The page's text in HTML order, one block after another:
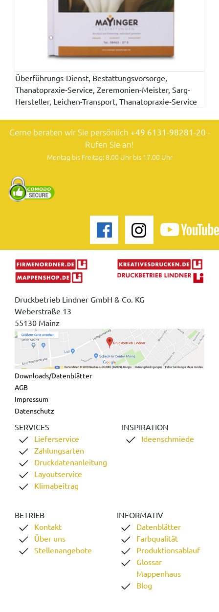
Überführungs-Dienst, Bestattungsvorsorge,
Thanatopraxie-Service, Zeremonien-Meister, Sarg-
Hersteller, Leichen-Transport, Thanatopraxie-Service
Gerne beraten wir Sie persönlich +49 6131-98281-20 -
Rufen Sie an!
Montag bis Freitag: 8.00 Uhr bis 17.00 Uhr
Druckbetrieb Lindner GmbH & Co. KG
Weberstraße 13
55130 Mainz
Downloads/Datenblätter
AGB
Impressum
Datenschutz
SERVICES
Lieferservice
Zahlungsarten
Druckdatenanleitung
Layoutservice
Klimabeitrag
INSPIRATION
Ideenschmiede
BETRIEB
Kontakt
Über uns
Stellenangebote
INFORMATIV
Datenblätter
Farbqualität
Produktionsablauf
Glossar
Mappenhaus
Blog